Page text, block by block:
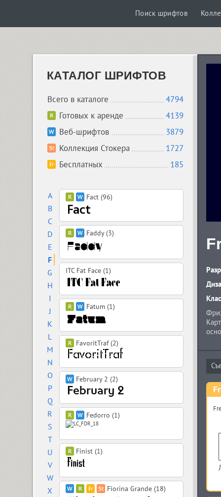
Поиск шрифтов
КАТАЛОГ ШРИФТОВ
Всего в каталоге
4794
Готовых к аренде
4139
Веб-шрифтов
3879
Коллекция Стокера
1727
Бесплатных
185
A
B
C
D
E
F
G
H
I
J
K
L
M
N
O
P
Q
R
S
T
U
V
W
X
Fact (96)
Faddy (3)
ITC Fat Face (1)
Fatum (1)
FavoritTraf (2)
February 2 (2)
Fedorro (1)
Finist (1)
Fiorina Grande (18)